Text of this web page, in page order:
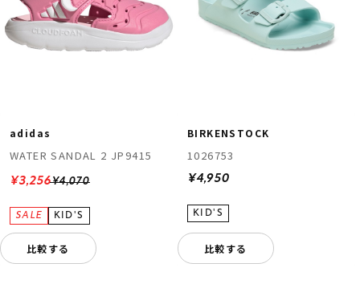
adidas
WATER SANDAL 2 JP9415
¥4,070
¥3,256
比較する
BIRKENSTOCK
1026753
¥4,950
比較する